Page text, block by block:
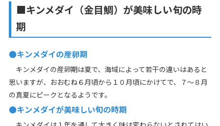
■キンメダイ（金目鯛）が美味しい旬の時
期
●キンメダイの産卵期
キンメダイの産卵期は夏で、海域によって若干の違いはあると
思いますが、おおむね６月頃から１０月頃にかけてで、７～８月
の真夏にピークとなるようです。
●キンメダイが美味しい旬の時期